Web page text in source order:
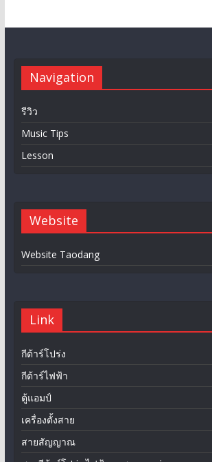
Navigation
รีวิว
Music Tips
Lesson
Website
Website Taodang
Link
กีต้าร์โปร่ง
กีต้าร์ไฟฟ้า
ตู้แอมป์
เครื่องตั้งสาย
สายสัญญาณ